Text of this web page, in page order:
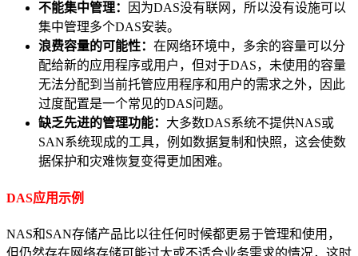
不能集中管理：
因为DAS没有联网，所以没有设施可以
集中管理多个DAS安装。
浪费容量的可能性： 在网络环境中，多余的容量可以分
配给新的应用程序或用户，但对于DAS，未使用的容量
无法分配到当前托管应用程序和用户的需求之外，因此
过度配置是一个常见的DAS问题。
缺乏先进的管理功能： 大多数DAS系统不提供NAS或
SAN系统现成的工具，例如数据复制和快照，这会使数
据保护和灾难恢复变得更加困难。
DAS应用示例
NAS和SAN存储产品比以往任何时候都更易于管理和使用，
但仍然存在网络存储可能过大或不适合业务需求的情况，这时